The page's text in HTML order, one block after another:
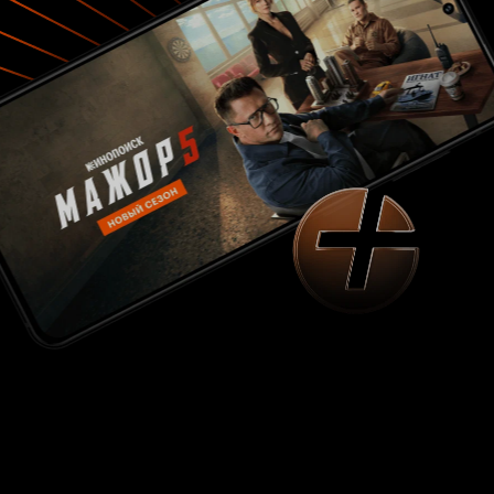
нелепо, что остаётся только махнуть рукой и
выключить фильм. Правда, я всё-таки смог его
досмотреть и, честно говоря, пожалел о
потерянном времени. Режиссёр картины
Линда Мендоса во всём доказала, что ей
нечего делать в полнометражном кино и лучше
оставаться на телевидении, работая в большом
количестве сериалов, там хоть, может, у неё
интереснее получается. Ну а Стив Энтин хотя
бы получил гонорар, да какой-никакой опыт.
Итак, кто же эти три красавицы,
задействованные в фильме 'В погоне за Папи'?
На данный момент, пожалуй, самой
знаменитой из них является колумбийская
актриса и модель София Вергара, которая
сыграла роль темпераментной мадемуазель,
мечтающей о сцене. В принципе, София